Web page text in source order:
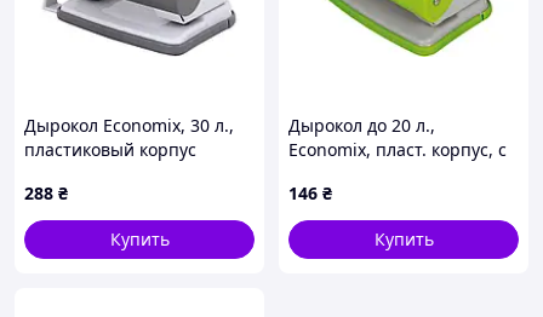
Дырокол Economix, 30 л.,
пластиковый корпус
288 ₴
Купить
Дырокол до 20 л.,
Economix, пласт. корпус, с
146 ₴
Купить